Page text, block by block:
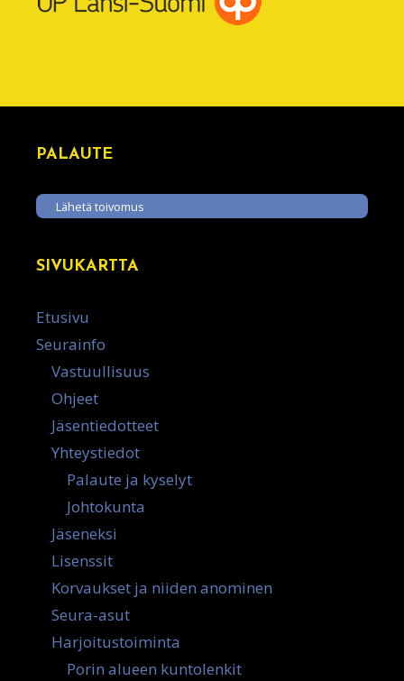
PALAUTE
Lähetä toivomus
SIVUKARTTA
Etusivu
Seurainfo
Vastuullisuus
Ohjeet
Jäsentiedotteet
Yhteystiedot
Palaute ja kyselyt
Johtokunta
Jäseneksi
Lisenssit
Korvaukset ja niiden anominen
Seura-asut
Harjoitustoiminta
Porin alueen kuntolenkit